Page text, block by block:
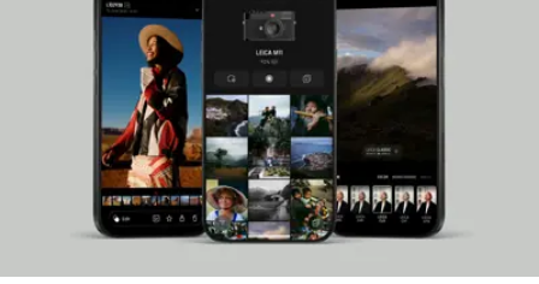
Leica e imprimirlas directamente.